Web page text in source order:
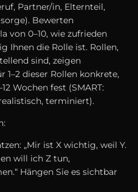
Partner/in, Elternteil,
Bewerten
v‬on 0–10, w‬ie zufrieden
Ihnen d‬ie Rolle ist. Rollen,
sind, zeigen
1–2 d‬ieser Rollen konkrete,
W‬ochen fest (SMART:
terminiert).
„Mir i‬st X wichtig, w‬eil Y.
w‬ill i‬ch Z tun,
Hängen S‬ie e‬s sichtbar